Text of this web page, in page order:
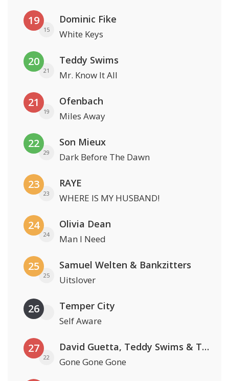
19
15
Dominic Fike
White Keys
20
21
Teddy Swims
Mr. Know It All
21
19
Ofenbach
Miles Away
22
29
Son Mieux
Dark Before The Dawn
23
23
RAYE
WHERE IS MY HUSBAND!
24
24
Olivia Dean
Man I Need
25
25
Samuel Welten & Bankzitters
Uitslover
26 Temper City
Self Aware
27
22
David Guetta, Teddy Swims & Tones And I
Gone Gone Gone